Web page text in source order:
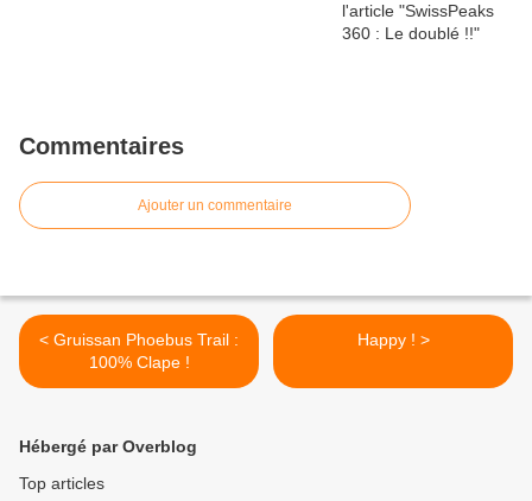
Commentaires
Ajouter un commentaire
< Gruissan Phoebus Trail :
100% Clape !
Happy ! >
Hébergé par Overblog
Top articles